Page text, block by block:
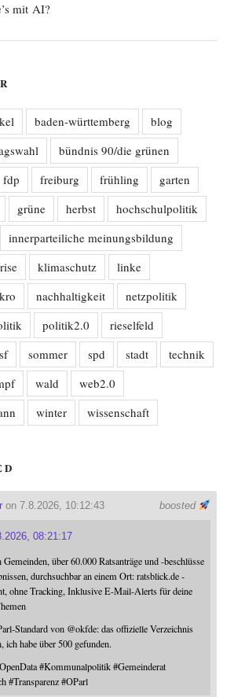
mit AI?
baden-württemberg
blog
bündnis 90/die grünen
fdp freiburg frühling
garten
grüne herbst
hochschulpolitik
innerparteiliche meinungsbildung
klimaschutz
linke
nachhaltigkeit
netzpolitik
politik2.0
rieselfeld
sf sommer spd stadt
technik
wald
web2.0
winter wissenschaft
boosted
on 7.8.2026, 10:12:43
08:21:17
über 60.000 Ratsanträge und -beschlüsse
durchsuchbar an einem Ort: ratsblick.de -
ohne Tracking, Inklusive E-Mail-Alerts für deine
Standard von @okfde: das offizielle Verzeichnis
ich habe über 500 gefunden.
#Kommunalpolitik #Gemeinderat
#Transparenz #OParl